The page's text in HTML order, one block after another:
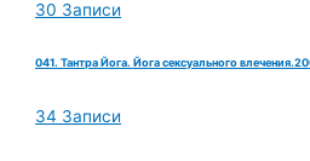
30 Записи
041. Тантра Йога. Йога сексуального
34 Записи